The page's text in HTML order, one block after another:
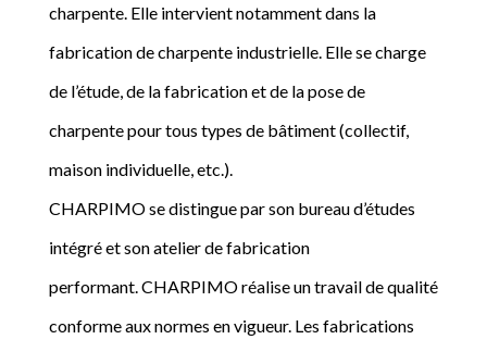
charpente. Elle intervient notamment dans la
fabrication de charpente industrielle. Elle se charge
de l’étude, de la fabrication et de la pose de
charpente pour tous types de bâtiment (collectif,
maison individuelle, etc.).
CHARPIMO se distingue par son bureau d’études
intégré et son atelier de fabrication
performant. CHARPIMO réalise un travail de qualité
conforme aux normes en vigueur. Les fabrications